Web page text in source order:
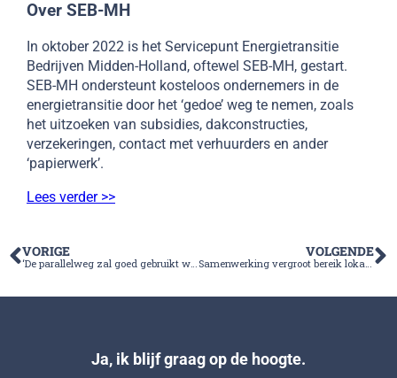
Over SEB-MH
In oktober 2022 is het Servicepunt Energietransitie
Bedrijven Midden-Holland, oftewel SEB-MH, gestart.
SEB-MH ondersteunt kosteloos ondernemers in de
energietransitie door het ‘gedoe’ weg te nemen, zoals
het uitzoeken van subsidies, dakconstructies,
verzekeringen, contact met verhuurders en ander
‘papierwerk’.
Lees verder >>
VORIGE
‘De parallelweg zal goed gebruikt worden en druk op de botrotonde verlagen’
VOLGENDE
Samenwerking vergroot bereik lokale vacatures
Ja, ik blijf graag op de hoogte.